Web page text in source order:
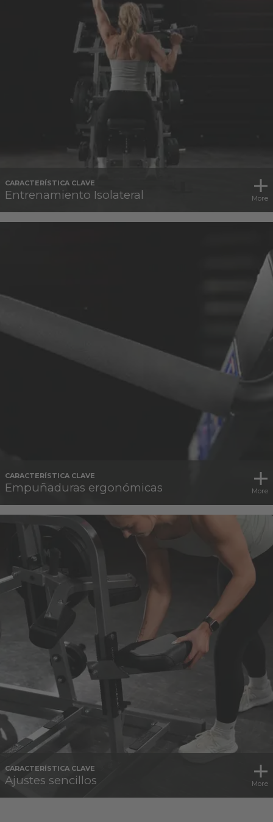
CARACTERÍSTICA CLAVE
Entrenamiento Isolateral More
CARACTERÍSTICA CLAVE
Empuñaduras ergonómicas More
CARACTERÍSTICA CLAVE
Ajustes sencillos More